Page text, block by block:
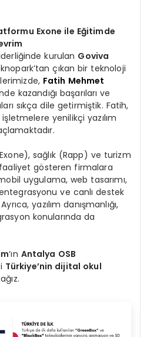
Exone ile Eğitimde
kurulan Goviva
çıkan bir teknoloji
Fatih Mehmet
kazandığı başarıları ve
sıkça dile getirmiştik. Fatih,
yenilikçi yazılım
sağlık (Rapp) ve turizm
gösteren firmalara
uygulama, web tasarımı,
ve canlı destek
yazılım danışmanlığı,
konularında da
‘ın Antalya OSB
Türkiye’nin dijital okul